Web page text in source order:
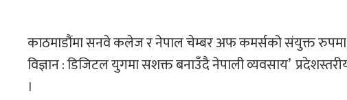
काठमाडौंमा सनवे कलेज र नेपाल चेम्बर अफ कमर्सको संयुक्त
विज्ञान : डिजिटल युगमा सशक्त बनाउँदै नेपाली व्यवसाय’
।